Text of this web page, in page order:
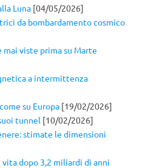
Luna [04/05/2026]
da bombardamento cosmico
mai viste prima su Marte
a intermittenza
su Europa [19/02/2026]
tunnel [10/02/2026]
stimate le dimensioni
dopo 3,2 miliardi di anni